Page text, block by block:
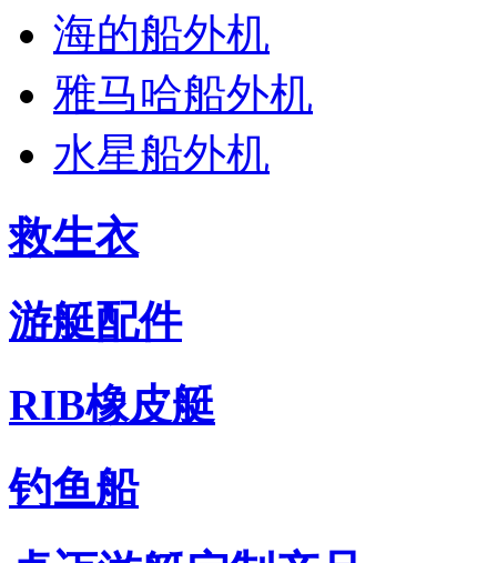
海的船外机
雅马哈船外机
水星船外机
救生衣
游艇配件
RIB橡皮艇
钓鱼船